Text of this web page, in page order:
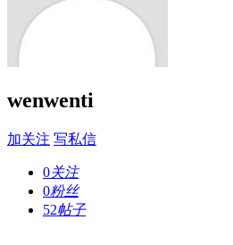
wenwenti
加关注 写私信
0关注
0粉丝
52帖子